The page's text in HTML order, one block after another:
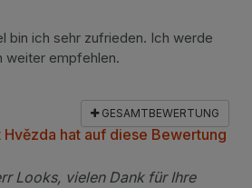
bin ich sehr zufrieden. Ich werde
weiter empfehlen.
GESAMTBEWERTUNG
Hvězda hat auf diese Bewertung
Looks, vielen Dank für Ihre